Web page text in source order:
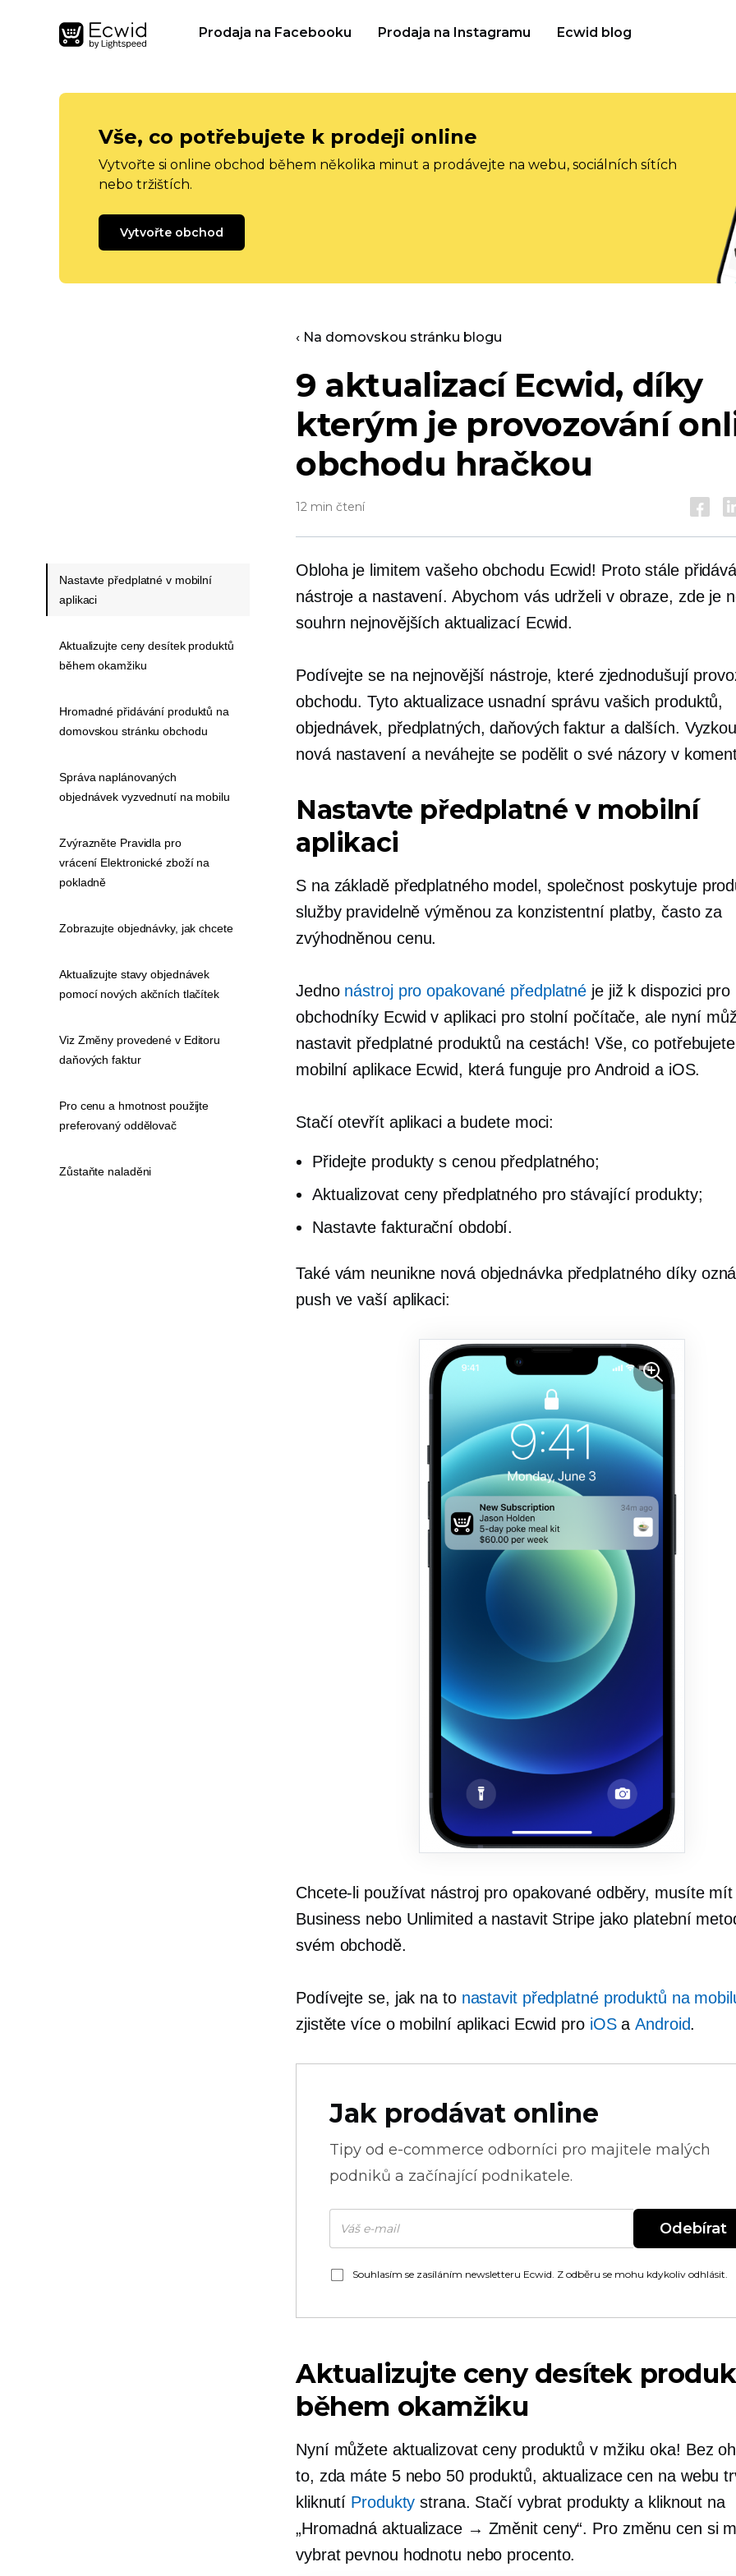
Prodaja na Facebooku Prodaja na Instagramu Ecwid blog
Vše, co potřebujete k prodeji online
Vytvořte si online obchod během několika minut a prodávejte na webu, sociálních sítích
nebo tržištích.
Vytvořte obchod
‹ Na domovskou stránku blogu
9 aktualizací Ecwid, díky
kterým je provozování
obchodu hračkou
12 min čtení
Obloha je limitem vašeho obchodu Ecwid! Proto stále
nástroje a nastavení. Abychom vás udrželi v obraze, zde je
souhrn nejnovějších aktualizací Ecwid.
Podívejte se na nejnovější nástroje, které zjednodušují
obchodu. Tyto aktualizace usnadní správu vašich produktů,
objednávek, předplatných, daňových faktur a dalších.
nová nastavení a neváhejte se podělit o své názory v
Nastavte předplatné v mobilní
aplikaci
S na základě předplatnéhomodel, společnost poskytuje
služby pravidelně výměnou za konzistentní platby, často za
zvýhodněnou cenu.
Jedno nástroj pro opakované předplatné je již k dispozici pro
obchodníky Ecwid v aplikaci pro stolní počítače, ale nyní
nastavit předplatné produktů na cestách! Vše, co
mobilní aplikace Ecwid, která funguje pro Android a iOS.
Stačí otevřít aplikaci a budete moci:
Přidejte produkty s cenou předplatného;
Aktualizovat ceny předplatného pro stávající produkty;
Nastavte fakturační období.
Také vám neunikne nová objednávka předplatného díky
push ve vaší aplikaci:
Chcete-li používat nástroj pro opakované odběry, musíte
Business nebo Unlimited a nastavit Stripe jako platební
svém obchodě.
Podívejte se, jak na to nastavit předplatné produktů na
zjistěte více o mobilní aplikaci Ecwid pro iOSaAndroid.
Jak prodávat online
Tipy od e-commerce odborníci pro majitele malých
podniků a začínající podnikatele.
Odebírat
Souhlasím se zasíláním newsletteru Ecwid. Z odběru se mohu kdykoliv odhlásit.
Aktualizujte ceny desítek
během okamžiku
Nyní můžete aktualizovat ceny produktů v mžiku oka! Bez
to, zda máte 5 nebo 50 produktů, aktualizace cen na webu
kliknutí Produkty strana. Stačí vybrat produkty a kliknout na
„Hromadná aktualizace → Změnit ceny“. Pro změnu cen si
vybrat pevnou hodnotu nebo procento.
Nastavte předplatné v mobilní
aplikaci
Aktualizujte ceny desítek produktů
během okamžiku
Hromadné přidávání produktů na
domovskou stránku obchodu
Správa naplánovaných
objednávek vyzvednutí na mobilu
Zvýrazněte Pravidla pro
vrácení Elektronické zboží na
pokladně
Zobrazujte objednávky, jak chcete
Aktualizujte stavy objednávek
pomocí nových akčních tlačítek
Viz Změny provedené v Editoru
daňových faktur
Pro cenu a hmotnost použijte
preferovaný oddělovač
Zůstaňte naladěni